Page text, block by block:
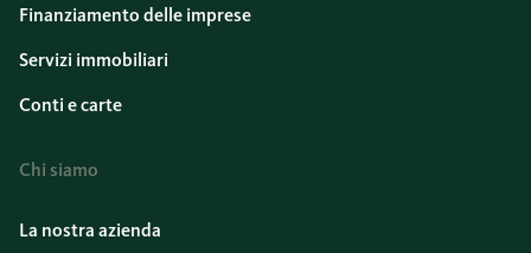
Finanziamento delle imprese
Servizi immobiliari
Conti e carte
Chi siamo
La nostra azienda